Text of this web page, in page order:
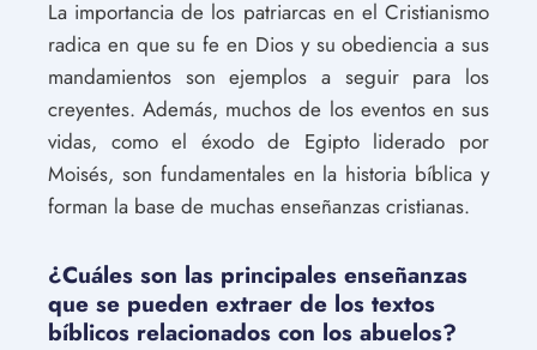
La importancia de los patriarcas en el Cristianismo
radica en que su fe en Dios y su obediencia a sus
mandamientos son ejemplos a seguir para los
creyentes. Además, muchos de los eventos en sus
vidas, como el éxodo de Egipto liderado por
Moisés, son fundamentales en la historia bíblica y
forman la base de muchas enseñanzas cristianas.
¿Cuáles son las principales enseñanzas
que se pueden extraer de los textos
bíblicos relacionados con los abuelos?